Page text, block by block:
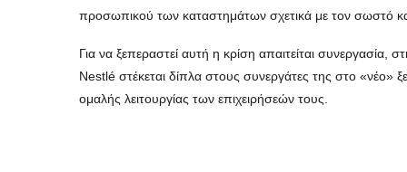
προσωπικού των καταστημάτων σχετικά με τον σωστό
Για να ξεπεραστεί αυτή η κρίση απαιτείται συνεργασία,
Nestlé στέκεται δίπλα στους συνεργάτες της στο
ομαλής λειτουργίας των επιχειρήσεών τους.